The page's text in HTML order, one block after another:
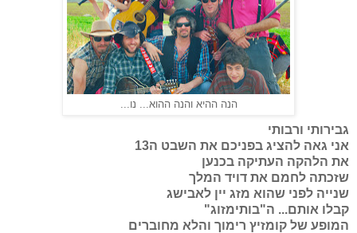
הנה ההיא והנה ההוא... נו...
גבירותי ורבותי
אני גאה להציג בפניכם את השבט ה13
את הלהקה העתיקה בכנען
שזכתה לחמם את דויד המלך
שנייה לפני שהוא מזג יין לאבישג
קבלו אותם... ה"בותימזוג"
המופע של קומזיץ רימוך והלא מחוברים